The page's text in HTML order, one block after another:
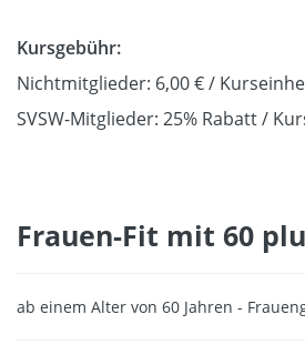
Kursgebühr:
Nichtmitglieder: 6,00 € /
SVSW-Mitglieder: 25% Rabatt /
Frauen-Fit mit 60
ab einem Alter von 60 Jahren -